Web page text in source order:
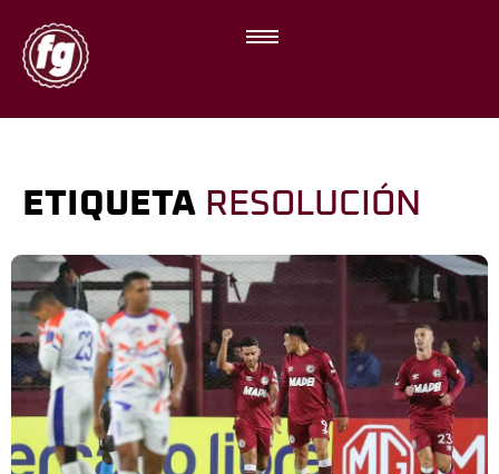
ETIQUETA RESOLUCIÓN